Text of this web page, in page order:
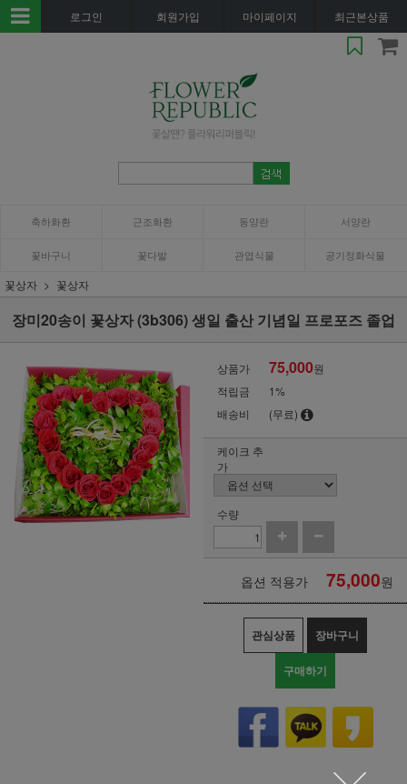
로그인 회원가입 마이페이지 최근본상품
축하화환 근조화환 동양란 서양란
꽃바구니 꽃다발 관엽식물 공기정화식물
꽃상자 꽃상자
장미20송이 꽃상자 (3b306) 생일 출산 기념일 프로포즈 졸업
상품가 75,000원
적립금
1%
배송비
(무료)
케이크 추
가
수량
옵션 적용가 75,000원
관심상품 장바구니
구매하기